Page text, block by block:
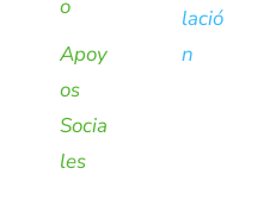
o
Apoy
os
Socia
les
lació
n